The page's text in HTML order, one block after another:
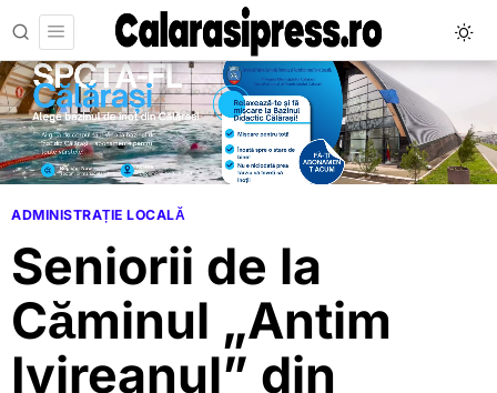
ADMINISTRAȚIE LOCALĂ
Seniorii de la
Căminul „Antim
Ivireanul” din